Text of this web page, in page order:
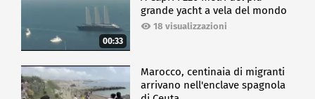
00:33
grande yacht a vela del mondo
18 visualizzazioni
Marocco, centinaia di migranti
arrivano nell'enclave spagnola